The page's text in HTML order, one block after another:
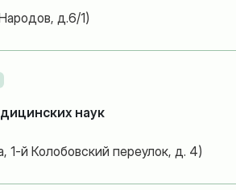
д.6/1)
наук
1-й Колобовский переулок, д. 4)